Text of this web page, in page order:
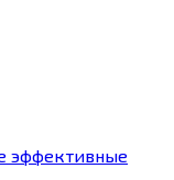
эффективные